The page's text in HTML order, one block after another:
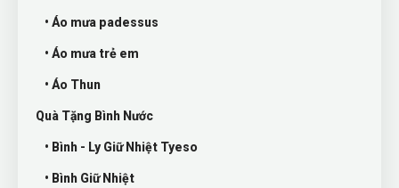
• Áo mưa padessus
• Áo mưa trẻ em
• Áo Thun
Quà Tặng Bình Nước
• Bình - Ly Giữ Nhiệt Tyeso
• Bình Giữ Nhiệt